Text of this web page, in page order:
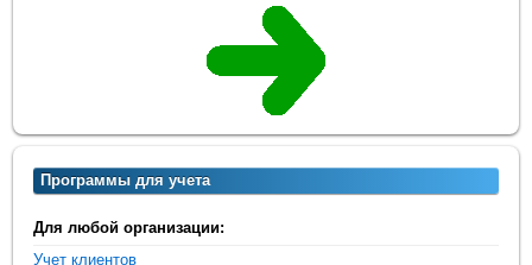
Программы для учета
Для любой организации:
Учет клиентов